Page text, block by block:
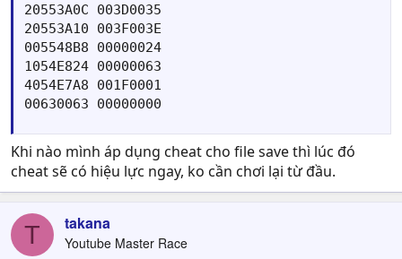
20553A0C 003D0035
20553A10 003F003E
005548B8 00000024
1054E824 00000063
4054E7A8 001F0001
00630063 00000000
Khi nào mình áp dụng cheat cho file save thì lúc đó
cheat sẽ có hiệu lực ngay, ko cần chơi lại từ đầu.
T takana
Youtube Master Race